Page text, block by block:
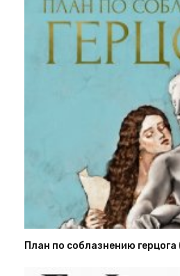
План по соблазнению